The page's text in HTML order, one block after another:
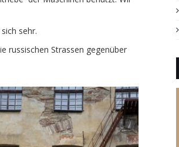
sehr.
russischen Strassen gegenüber